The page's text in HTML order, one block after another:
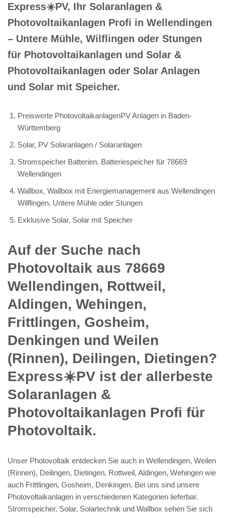
Express☀️PV️, Ihr Solaranlagen &
Photovoltaikanlagen Profi in Wellendingen
– Untere Mühle, Wilflingen oder Stungen
für Photovoltaikanlagen und Solar &
Photovoltaikanlagen oder Solar Anlagen
und Solar mit Speicher.
Preiswerte PhotovoltaikanlagenPV Anlagen in Baden-
Württemberg
Solar, PV Solaranlagen / Solaranlagen
Stromspeicher Batterien, Batteriespeicher für 78669
Wellendingen
Wallbox, Wallbox mit Energiemanagement aus Wellendingen
Wilflingen, Untere Mühle oder Stungen
Exklusive Solar, Solar mit Speicher
Auf der Suche nach
Photovoltaik aus 78669
Wellendingen, Rottweil,
Aldingen, Wehingen,
Frittlingen, Gosheim,
Denkingen und Weilen
(Rinnen), Deilingen, Dietingen?
Express☀️PV️ ist der allerbeste
Solaranlagen &
Photovoltaikanlagen Profi für
Photovoltaik.
Unser Photovoltaik entdecken Sie auch in Wellendingen, Weilen
(Rinnen), Deilingen, Dietingen, Rottweil, Aldingen, Wehingen wie
auch Frittlingen, Gosheim, Denkingen. Bei uns sind unsere
Photovoltaikanlagen in verschiedenen Kategorien lieferbar.
Stromspeicher, Solar, Solartechnik und Wallbox sehen Sie sich